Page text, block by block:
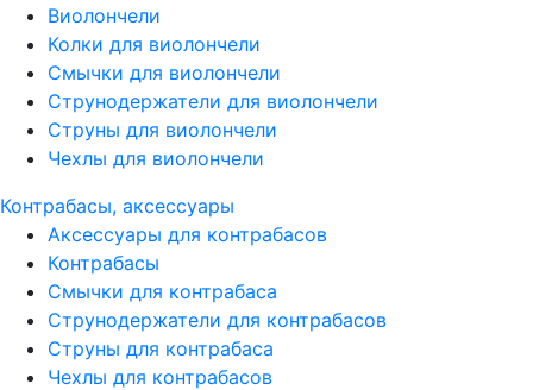
Виолончели
Колки для виолончели
Смычки для виолончели
Струнодержатели для виолончели
Струны для виолончели
Чехлы для виолончели
Контрабасы, аксессуары
Аксессуары для контрабасов
Контрабасы
Смычки для контрабаса
Струнодержатели для контрабасов
Струны для контрабаса
Чехлы для контрабасов